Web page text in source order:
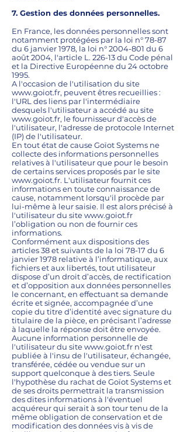
7. Gestion des données personnelles.
En France, les données personnelles sont
notamment protégées par la loi n° 78-87
du 6 janvier 1978, la loi n°2004-801 du 6
août 2004, l'article L. 226-13 du Code pénal
et la Directive Européenne du 24 octobre
1995.
A l'occasion de l'utilisation du site
www.goiot.fr, peuvent êtres recueillies :
l'URL des liens par l'intermédiaire
desquels l'utilisateur a accédé au site
www.goiot.fr, le fournisseur d'accès de
l'utilisateur, l'adresse de protocole Internet
(IP) de l'utilisateur.
En tout état de cause Goïot Systems ne
collecte des informations personnelles
relatives à l'utilisateur que pour le besoin
de certains services proposés par le site
www.goiot.fr. L'utilisateur fournit ces
informations en toute connaissance de
cause, notamment lorsqu'il procède par
lui-même à leur saisie. Il est alors précisé à
l'utilisateur du sitewww.goiot.fr
l’obligation ou non de fournir ces
informations.
Conformément aux dispositions des
articles 38 et suivants de la loi 78-17 du 6
janvier 1978 relative à l’informatique, aux
fichiers et aux libertés, tout utilisateur
dispose d’un droit d’accès, de rectification
et d’opposition aux données personnelles
le concernant, en effectuant sa demande
écrite et signée, accompagnée d’une
copie du titre d’identité avec signature du
titulaire de la pièce, en précisant l’adresse
à laquelle la réponse doit être envoyée.
Aucune information personnelle de
l'utilisateur du sitewww.goiot.fr n'est
publiée à l'insu de l'utilisateur, échangée,
transférée, cédée ou vendue sur un
support quelconque à des tiers. Seule
l'hypothèse du rachat de Goïot Systems et
de ses droits permettrait la transmission
des dites informations à l'éventuel
acquéreur qui serait à son tour tenu de la
même obligation de conservation et de
modification des données vis à vis de